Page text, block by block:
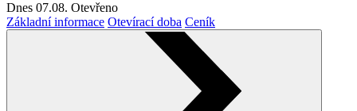
Dnes 07.08. Otevřeno
Základní informace Otevírací doba Ceník